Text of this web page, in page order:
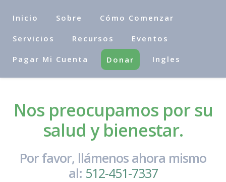
Inicio Sobre Cómo Comenzar
Servicios Recursos Eventos
Pagar Mi Cuenta Donar Ingles
Nos preocupamos por su
salud y bienestar.
Por favor, llámenos ahora mismo
al: 512-451-7337